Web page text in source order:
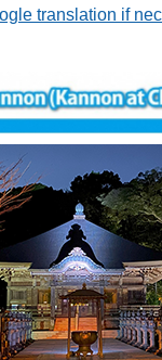
translation if